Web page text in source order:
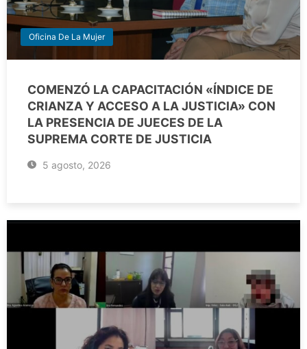
Oficina De La Mujer
COMENZÓ LA CAPACITACIÓN «ÍNDICE DE
CRIANZA Y ACCESO A LA JUSTICIA» CON
LA PRESENCIA DE JUECES DE LA
SUPREMA CORTE DE JUSTICIA
5 agosto, 2026